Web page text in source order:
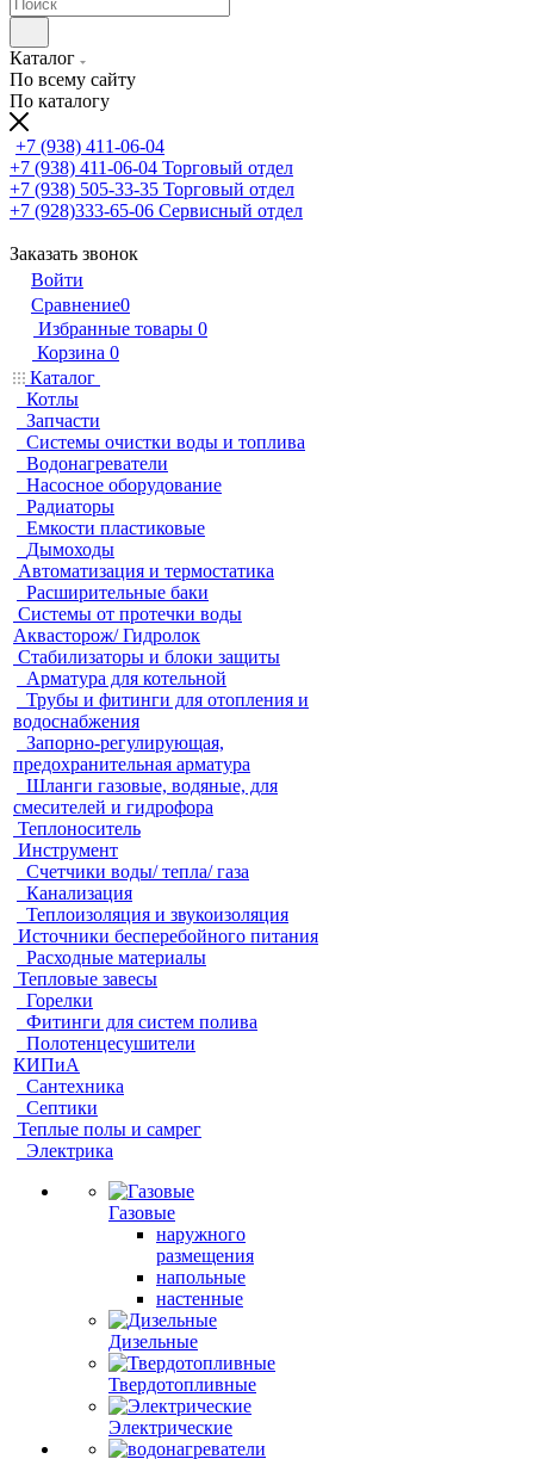
Каталог
По всему сайту
По каталогу
+7 (938) 411-06-04
+7 (938) 411-06-04 Торговый отдел
+7 (938) 505-33-35 Торговый отдел
+7 (928)333-65-06 Сервисный отдел
Заказать звонок
Войти
Сравнение0
Избранные товары 0
Корзина 0
Каталог
Котлы
Запчасти
Системы очистки воды и топлива
Водонагреватели
Насосное оборудование
Радиаторы
Емкости пластиковые
Дымоходы
Автоматизация и термостатика
Расширительные баки
Системы от протечки воды
Аквасторож/ Гидролок
Стабилизаторы и блоки защиты
Арматура для котельной
Трубы и фитинги для отопления и
водоснабжения
Запорно-регулирующая,
предохранительная арматура
Шланги газовые, водяные, для
смесителей и гидрофора
Теплоноситель
Инструмент
Счетчики воды/ тепла/ газа
Канализация
Теплоизоляция и звукоизоляция
Источники бесперебойного питания
Расходные материалы
Тепловые завесы
Горелки
Фитинги для систем полива
Полотенцесушители
КИПиА
Сантехника
Септики
Теплые полы и самрег
Электрика
Газовые
наружного
размещения
напольные
настенные
Дизельные
Твердотопливные
Электрические